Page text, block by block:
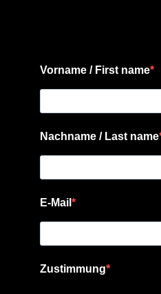
Vorname / First name
Nachname / Last name
E-Mail
Zustimmung